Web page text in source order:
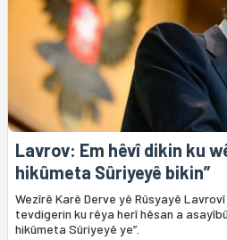
Lavrov: Em hêvî dikin ku
hikûmeta Sûriyeyê bikin”
Wezîrê Karê Derve yê Rûsyayê
tevdigerin ku rêya herî hêsan a
hikûmeta Sûriyeyê ye”.